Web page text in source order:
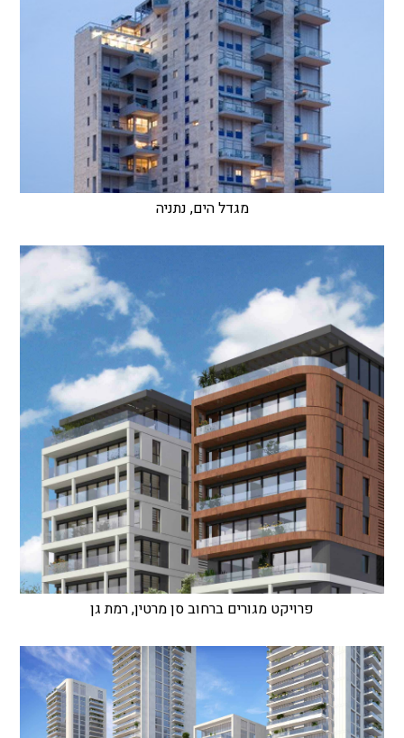
מגדל הים, נתניה
פרויקט מגורים ברחוב סן מרטין, רמת גן